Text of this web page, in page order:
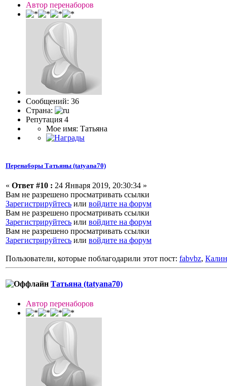
Автор перенаборов
Сообщений: 36
Страна:
Репутация 4
Мое имя: Татьяна
Перенаборы Татьяны (tatyana70)
« Ответ #10 : 24 Января 2019, 20:30:34 »
Вам не разрешено просматривать ссылки
Зарегистрируйтесь или войдите на форум
Вам не разрешено просматривать ссылки
Зарегистрируйтесь или войдите на форум
Вам не разрешено просматривать ссылки
Зарегистрируйтесь или войдите на форум
Пользователи, которые поблагодарили этот пост: fabvbz,
Татьяна (tatyana70)
Автор перенаборов